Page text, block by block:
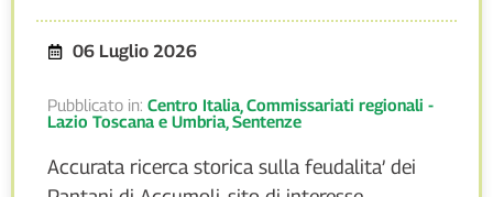
06 Luglio 2026
Pubblicato in: Centro Italia Commissariati regionali -
Lazio Toscana e Umbria Sentenze
Accurata ricerca storica sulla feudalita’ dei